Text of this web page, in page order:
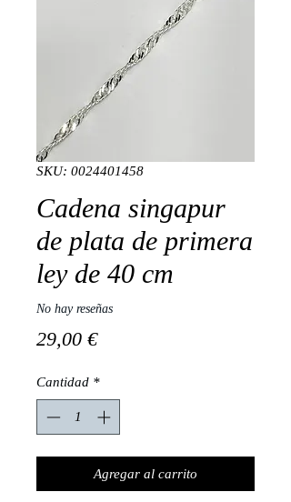
SKU: 0024401458
Cadena singapur
de plata de primera
ley de 40 cm
No hay reseñas
29,00 €Precio
Cantidad *
Agregar al carrito